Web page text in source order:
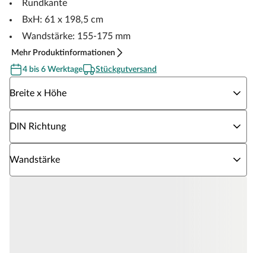
Rundkante
BxH: 61 x 198,5 cm
Wandstärke: 155-175 mm
Mehr Produktinformationen
4 bis 6 Werktage
Stückgutversand
Breite x Höhe
DIN Richtung
Wandstärke